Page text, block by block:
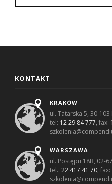
KONTAKT
KRAKÓW
ul. Tatarska 5, 30-
tel: 12 29 84 777, fax:
WARSZAWA
ul. Postępu 18B, 02-
tel.:22 417 41 70, fax: